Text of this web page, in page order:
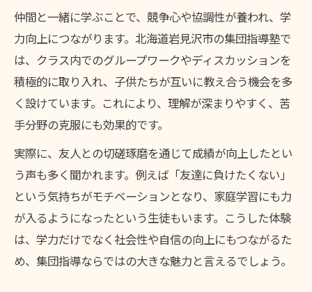
仲間と一緒に学ぶことで、競争心や協調性が養われ、学
力向上につながります。北海道岩見沢市の集団指導塾で
は、クラス内でのグループワークやディスカッションを
積極的に取り入れ、子供たちが互いに教え合う機会を多
く設けています。これにより、理解が深まりやすく、苦
手分野の克服にも効果的です。
実際に、友人との切磋琢磨を通じて成績が向上したとい
う声も多く聞かれます。例えば「友達に負けたくない」
という気持ちがモチベーションとなり、家庭学習にも力
が入るようになったという生徒もいます。こうした体験
は、学力だけでなく社会性や自信の向上にもつながるた
め、集団指導ならではの大きな魅力と言えるでしょう。